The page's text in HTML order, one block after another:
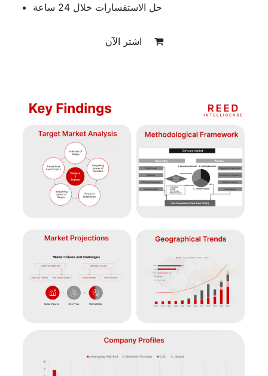
حل الاستفسارات خلال 24 ساعة